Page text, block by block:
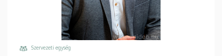
Szervezeti egység